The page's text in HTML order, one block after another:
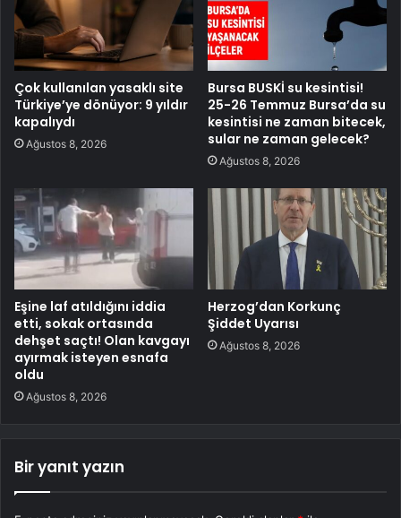
Çok kullanılan yasaklı site
Türkiye’ye dönüyor: 9 yıldır
kapalıydı
Ağustos 8, 2026
Bursa BUSKİ su kesintisi!
25-26 Temmuz Bursa’da su
kesintisi ne zaman bitecek,
sular ne zaman gelecek?
Ağustos 8, 2026
Eşine laf atıldığını iddia
etti, sokak ortasında
dehşet saçtı! Olan kavgayı
ayırmak isteyen esnafa
oldu
Ağustos 8, 2026
Herzog’dan Korkunç
Şiddet Uyarısı
Ağustos 8, 2026
Bir yanıt yazın